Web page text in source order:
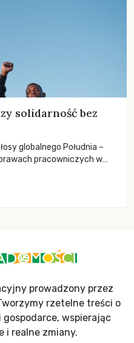
solidarność bez
globalnego Południa –
pracowniczych w
prowadzony przez
rzetelne treści o
gospodarce, wspierając
i realne zmiany.